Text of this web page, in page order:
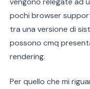
pochi browser
tra una versione di
possono cmq
rendering.
Per quello che mi